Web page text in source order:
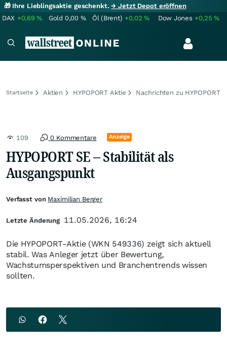
🎁 Ihre Lieblingsaktie geschenkt.→ Jetzt Depot eröffnen
DAX +0,69% Gold 0,00 % Öl (Brent) +0,02% Dow Jones +0,25%
Startseite Aktien HYPOPORT Aktie Nachrichten zu HYPOPORT
109 0 Kommentare Anzeige
HYPOPORT SE – Stabilität als
Ausgangspunkt
Die HYPOPORT-Aktie (WKN 549336) zeigt sich aktuell
stabil. Was Anleger jetzt über Bewertung,
Wachstumsperspektiven und Branchentrends wissen
sollten.
Verfasst von Maximilian Berger
Letzte Änderung 11.05.2026, 16:24